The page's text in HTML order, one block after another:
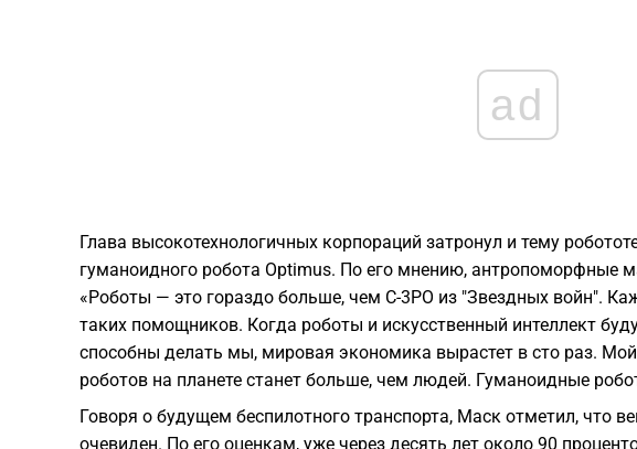
ad
Глава высокотехнологичных корпораций затронул и тему
гуманоидного робота Optimus. По его мнению, антропоморфные
«Роботы — это гораздо больше, чем C-3PO из "Звездных войн".
таких помощников. Когда роботы и искусственный интеллект
способны делать мы, мировая экономика вырастет в сто раз.
роботов на планете станет больше, чем людей. Гуманоидные
Говоря о будущем беспилотного транспорта, Маск отметил, что
очевиден. По его оценкам, уже через десять лет около 90